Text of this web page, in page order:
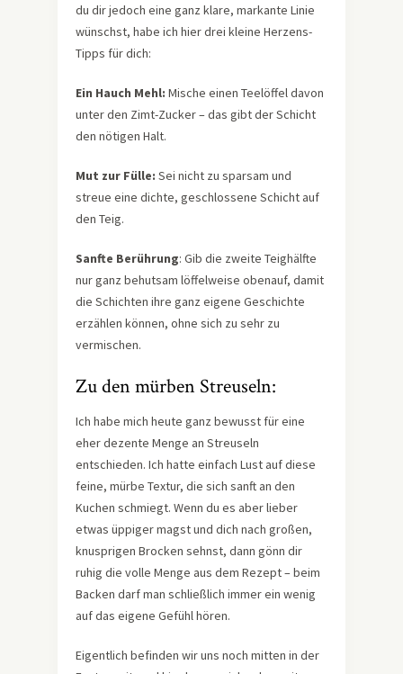
du dir jedoch eine ganz klare, markante Linie
wünschst, habe ich hier drei kleine Herzens-
Tipps für dich:
Ein Hauch Mehl: Mische einen Teelöffel davon
unter den Zimt-Zucker – das gibt der Schicht
den nötigen Halt.
Mut zur Fülle: Sei nicht zu sparsam und
streue eine dichte, geschlossene Schicht auf
den Teig.
Sanfte Berührung: Gib die zweite Teighälfte
nur ganz behutsam löffelweise obenauf, damit
die Schichten ihre ganz eigene Geschichte
erzählen können, ohne sich zu sehr zu
vermischen.
Zu den mürben Streuseln:
Ich habe mich heute ganz bewusst für eine
eher dezente Menge an Streuseln
entschieden. Ich hatte einfach Lust auf diese
feine, mürbe Textur, die sich sanft an den
Kuchen schmiegt. Wenn du es aber lieber
etwas üppiger magst und dich nach großen,
knusprigen Brocken sehnst, dann gönn dir
ruhig die volle Menge aus dem Rezept – beim
Backen darf man schließlich immer ein wenig
auf das eigene Gefühl hören.
Eigentlich befinden wir uns noch mitten in der